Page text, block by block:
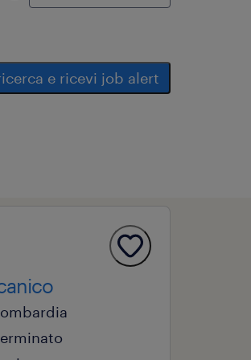
ricerca e ricevi job alert